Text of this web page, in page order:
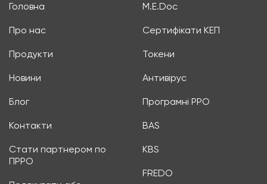
Головна
Про нас
Продукти
Новини
Блог
Контакти
Стати партнером по
ПРРО
M.E.Doc
Сертифікати КЕП
Токени
Антивірус
Програмні РРО
BAS
KBS
FREDO